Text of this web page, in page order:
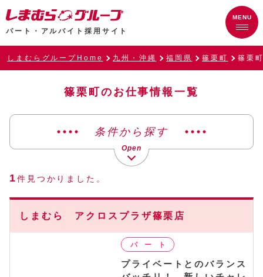
パート・アルバイト採用サイト
しまむらグループHome 九州・沖縄 福岡県 篠栗町 篠栗
篠栗町のお仕事情報一覧
条件から探す
1件見つかりました。
しまむら アクロスプラザ篠栗店
プライベートとのバランス